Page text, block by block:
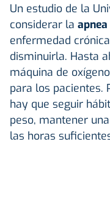
Un estudio de la
considerar la
enfermedad
disminuirla. Hasta
máquina de
para los pacientes.
hay que seguir
peso, mantener
las horas